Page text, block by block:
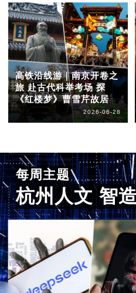
高铁沿线游｜南京开卷之
旅 赴古代科举考场 探
《红楼梦》曹雪芹故居
2026-06-28
每周主题
杭州人文 智